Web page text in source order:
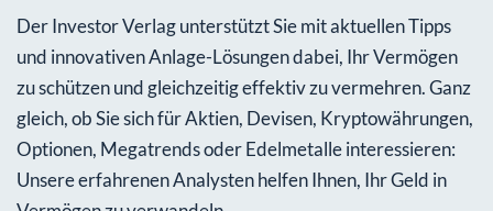
Der Investor Verlag unterstützt Sie mit aktuellen Tipps
und innovativen Anlage-Lösungen dabei, Ihr Vermögen
zu schützen und gleichzeitig effektiv zu vermehren. Ganz
gleich, ob Sie sich für Aktien, Devisen, Kryptowährungen,
Optionen, Megatrends oder Edelmetalle interessieren:
Unsere erfahrenen Analysten helfen Ihnen, Ihr Geld in